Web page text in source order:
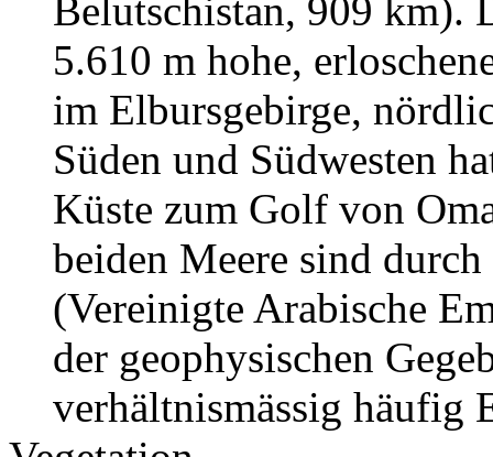
Belutschistan, 909 km).
5.610 m hohe,
im Elbursgebirge,
Süden und Südwesten
Küste zum Golf von
beiden Meere sind
(Vereinigte Arabische
der geophysischen
verhältnismässig häufig